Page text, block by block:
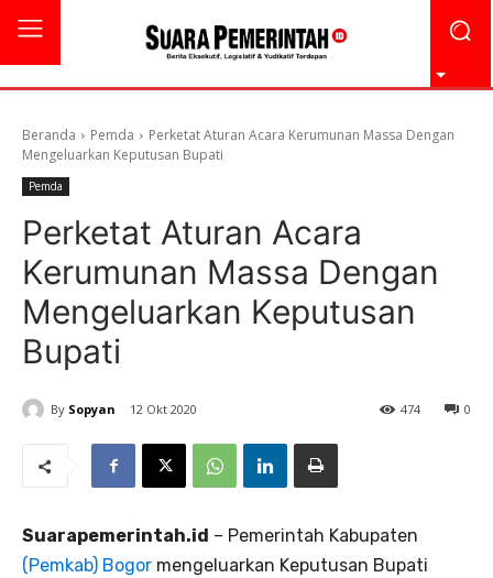
Beranda Pemda
Perketat Aturan Acara Kerumunan Massa Dengan
Mengeluarkan Keputusan Bupati
Pemda
Perketat Aturan Acara
Kerumunan Massa Dengan
Mengeluarkan Keputusan
Bupati
By Sopyan 12 Okt 2020 0
474
Suarapemerintah.id – Pemerintah Kabupaten
(Pemkab) Bogor mengeluarkan Keputusan Bupati